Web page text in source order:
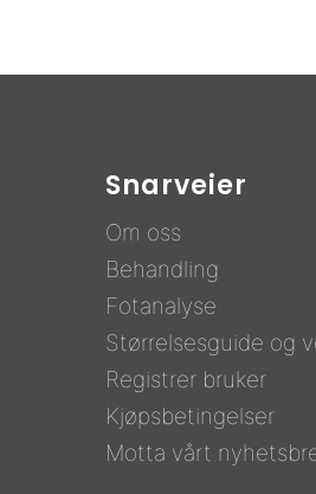
Snarveier
Om oss
Behandling
Fotanalyse
Størrelsesguide og
Registrer bruker
Kjøpsbetingelser
Motta vårt